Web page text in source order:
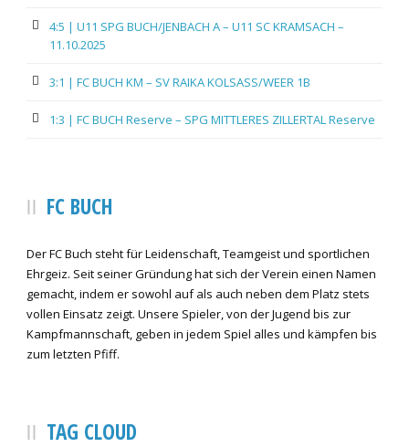
4:5 | U11 SPG BUCH/JENBACH A – U11 SC KRAMSACH –
11.10.2025
3:1 | FC BUCH KM – SV RAIKA KOLSASS/WEER 1B
1:3 | FC BUCH Reserve – SPG MITTLERES ZILLERTAL Reserve
FC BUCH
Der FC Buch steht für Leidenschaft, Teamgeist und sportlichen
Ehrgeiz. Seit seiner Gründung hat sich der Verein einen Namen
gemacht, indem er sowohl auf als auch neben dem Platz stets
vollen Einsatz zeigt. Unsere Spieler, von der Jugend bis zur
Kampfmannschaft, geben in jedem Spiel alles und kämpfen bis
zum letzten Pfiff.
TAG CLOUD